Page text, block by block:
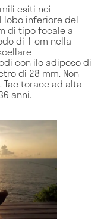
esiti nei
lobo inferiore del
di tipo focale a
di 1 cm nella
con ilo adiposo di
di 28 mm. Non
torace ad alta
anni.